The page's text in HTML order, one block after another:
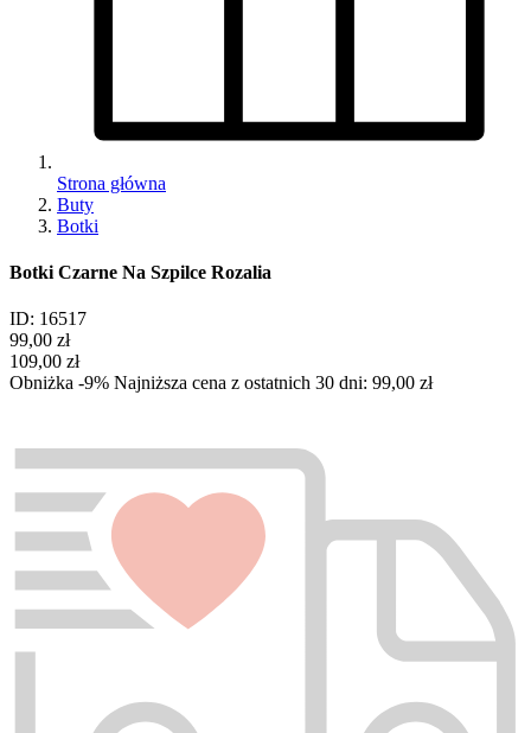
Strona główna
Buty
Botki
Botki Czarne Na Szpilce Rozalia
ID: 16517
99,00 zł
109,00 zł
Obniżka -9% Najniższa cena z ostatnich 30 dni: 99,00 zł